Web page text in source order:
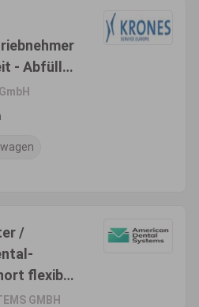
- Abfüll-
/
flexibel
GMBH